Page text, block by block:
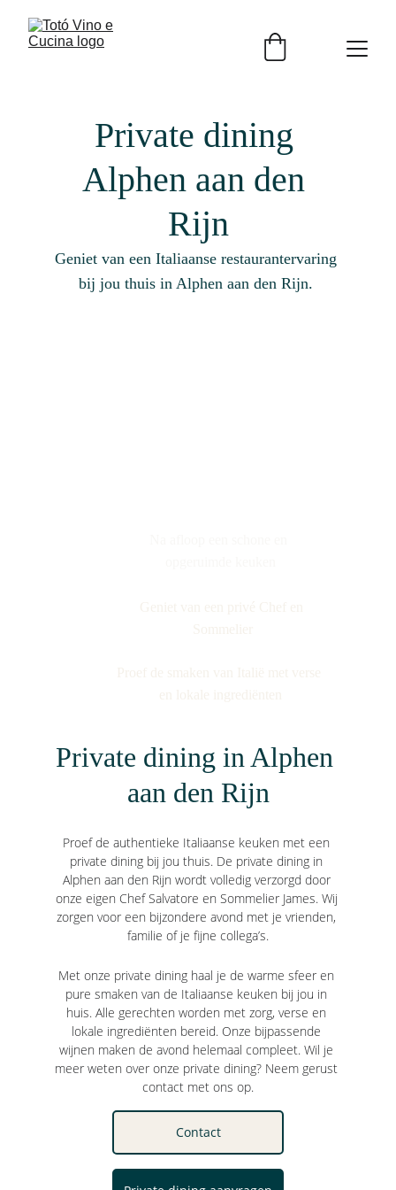
Private dining
Alphen aan den
Rijn
Geniet van een Italiaanse restaurantervaring
bij jou thuis in Alphen aan den Rijn.
Private dining in Alphen
aan den Rijn
Proef de authentieke Italiaanse keuken met een
private dining bij jou thuis. De private dining in
Alphen aan den Rijn wordt volledig verzorgd door
onze eigen Chef Salvatore en Sommelier James. Wij
zorgen voor een bijzondere avond met je vrienden,
familie of je fijne collega’s.
Met onze private dining haal je de warme sfeer en
pure smaken van de Italiaanse keuken bij jou in
huis. Alle gerechten worden met zorg, verse en
lokale ingrediënten bereid. Onze bijpassende
wijnen maken de avond helemaal compleet. Wil je
meer weten over onze private dining? Neem gerust
contact met ons op.
Contact